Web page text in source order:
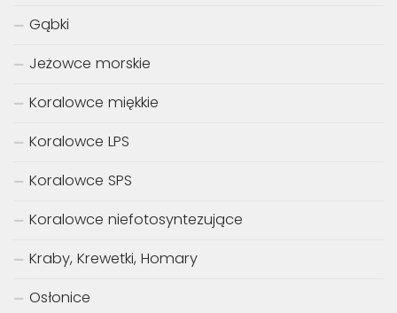
Gąbki
Jeżowce morskie
Koralowce miękkie
Koralowce LPS
Koralowce SPS
Koralowce niefotosyntezujące
Kraby, Krewetki, Homary
Osłonice